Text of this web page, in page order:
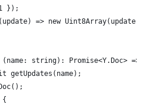
});
=> new
(name: string): Promise<Y.Doc> =>
getUpdates(name);
{